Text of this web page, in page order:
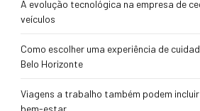
A evolução tecnológica na empresa de
veículos
Como escolher uma experiência de
Belo Horizonte
Viagens a trabalho também podem
bem-estar